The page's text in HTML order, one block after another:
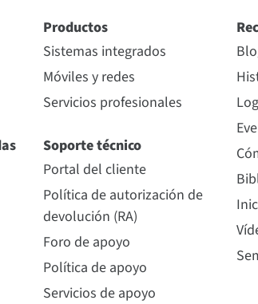
Productos
Sistemas integrados
Móviles y redes
Servicios profesionales
Soporte técnico
Portal del cliente
Política de autorización de
devolución (RA)
Foro de apoyo
Política de apoyo
Servicios de apoyo